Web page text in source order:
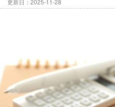
更新日：2025-11-28